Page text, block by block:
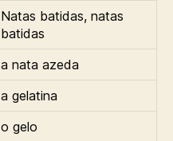
Natas batidas, natas
batidas
a nata azeda
a gelatina
o gelo